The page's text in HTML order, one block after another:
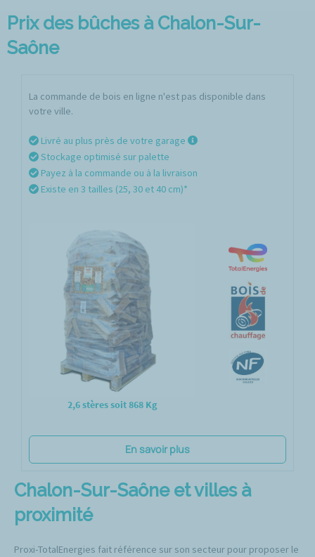
Prix des bûches à Chalon-Sur-
Saône
2,6 stères soit 868 Kg
La commande de bois en ligne n'est pas disponible dans
votre ville.
Livré au plus près de votre garage
Stockage optimisé sur palette
Payez à la commande ou à la livraison
Existe en 3 tailles (25, 30 et 40 cm)*
En savoir plus
Chalon-Sur-Saône et villes à
proximité
Proxi-TotalEnergies fait référence sur son secteur pour proposer le